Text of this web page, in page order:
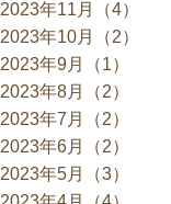
2023年11月（4）
2023年10月（2）
2023年9月（1）
2023年8月（2）
2023年7月（2）
2023年6月（2）
2023年5月（3）